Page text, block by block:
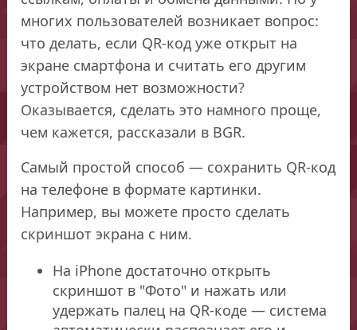
многих пользователей возникает вопрос:
что делать, если QR-код уже открыт на
экране смартфона и считать его другим
устройством нет возможности?
Оказывается, сделать это намного проще,
чем кажется, рассказали в BGR.
Самый простой способ — сохранить QR-код
на телефоне в формате картинки.
Например, вы можете просто сделать
скриншот экрана с ним.
На iPhone достаточно открыть
скриншот в "Фото" и нажать или
удержать палец на QR-коде — система